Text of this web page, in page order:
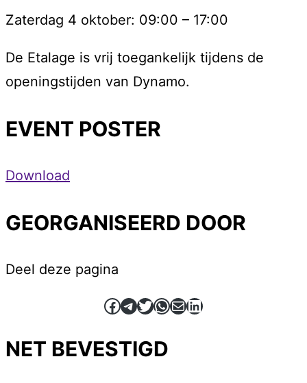
Zaterdag 4 oktober: 09:00 – 17:00
De Etalage is vrij toegankelijk tijdens de
openingstijden van Dynamo.
EVENT POSTER
Download
GEORGANISEERD DOOR
Deel deze pagina
Facebook
Telegram
Twitter
WhatsApp
E-mailLinkedIn
NET BEVESTIGD